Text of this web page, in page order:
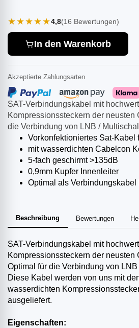
SAT-Verbindungskabel mit
Kompressionssteckern der neusten
die Verbindung von LNB /
Vorkonfektioniertes Sat-Kabel
mit wasserdichten Cabelcon
5-fach geschirmt >135dB
0,9mm Kupfer Innenleiter
Optimal als
Beschreibung Bewertungen
SAT-Verbindungskabel mit
Kompressionssteckern der neusten
Optimal für die Verbindung von LNB
Diese Kabel werden von uns mit
wasserdichten
ausgeliefert.
Eigenschaften:
★★★★★4,8(16 Bewertungen)
In den Warenkorb
Akzeptierte Zahlungsarten